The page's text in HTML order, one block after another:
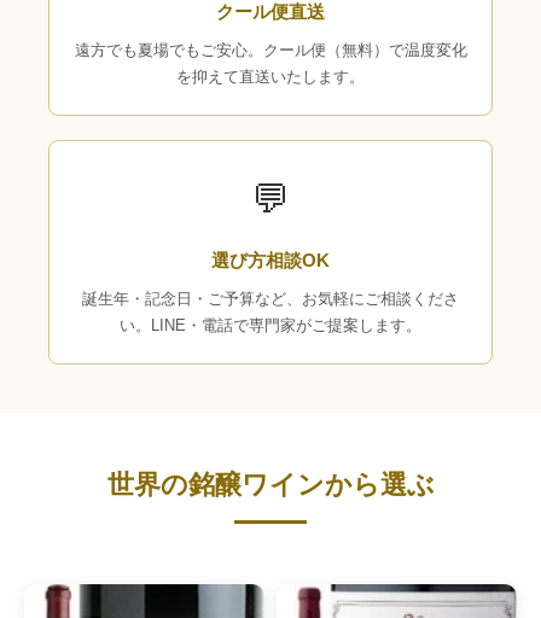
クール便直送
遠方でも夏場でもご安心。クール便（無料）で温度変化
を抑えて直送いたします。
💬
選び方相談OK
誕生年・記念日・ご予算など、お気軽にご相談くださ
い。LINE・電話で専門家がご提案します。
世界の銘醸ワインから選ぶ